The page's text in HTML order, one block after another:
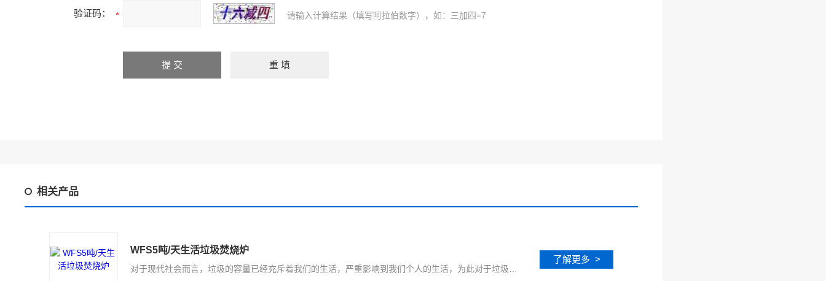
验证码： 请输入计算结果（填写阿拉伯数字），如：三加四=7
相关产品
WFS5吨/天生活垃圾焚烧炉
了解更多 >